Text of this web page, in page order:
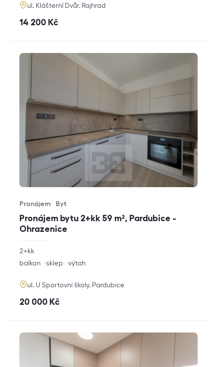
adresa
ul. Klášterní Dvůr, Rajhrad
cena
14 200 Kč
Pronájem bytu 2+kk 59 m², Pardubice -
Ohrazenice
Typ nabídky
Pronájem
Typ nemovitosti
Byt
rozměry
dispozice
2+kk
funkce
balkon sklep výtah
adresa
ul. U Sportovní školy, Pardubice
cena
20 000 Kč